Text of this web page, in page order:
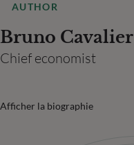
AUTHOR
Bruno Cavalier
Chief economist
Afficher la biographie